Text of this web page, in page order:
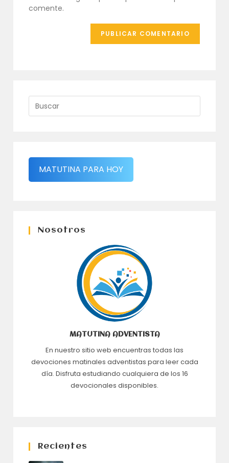
(opcional)
comente.
MATUTINA PARA HOY
Nosotros
MATUTINA ADVENTISTA
En nuestro sitio web encuentras todas las
devociones matinales adventistas para leer cada
día. Disfruta estudiando cualquiera de los 16
devocionales disponibles.
Recientes